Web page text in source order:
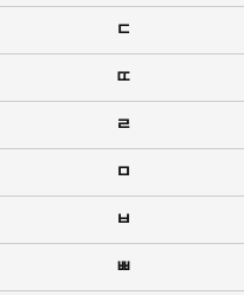
ㄷ
ㄸ
ㄹ
ㅁ
ㅂ
ㅃ